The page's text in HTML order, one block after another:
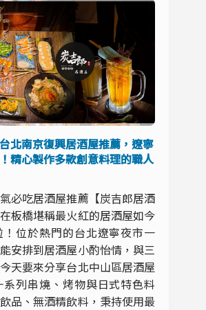
北南京復興居酒屋推薦，遼寧
精心製作多款創意料理的職人
必吃居酒屋推薦【炭吉郎居酒
板橋堪稱最火紅的居酒屋如今
位於熱門的台北遼寧夜市一
安排到居酒屋小酌怡情，與三
天要來分享台北中山區居酒屋
列串燒、烤物與日式特色料
品、無酒精飲料，秉持使用最